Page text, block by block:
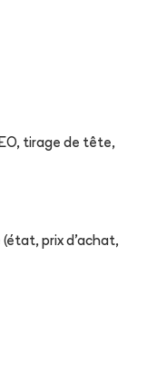
tirage de tête,
prix d'achat,